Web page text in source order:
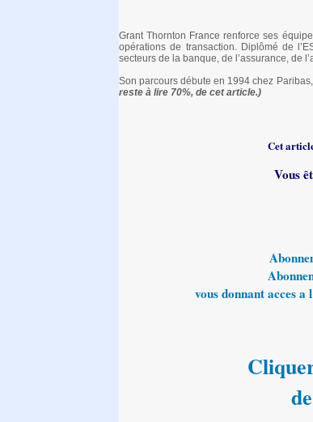
Grant Thornton France renforce ses
opérations de transaction. Diplômé de
secteurs de la banque, de l’assurance, de
Son parcours débute en 1994 chez
reste à lire 70%, de cet article.)
Cet
Vous
vous donnant acces